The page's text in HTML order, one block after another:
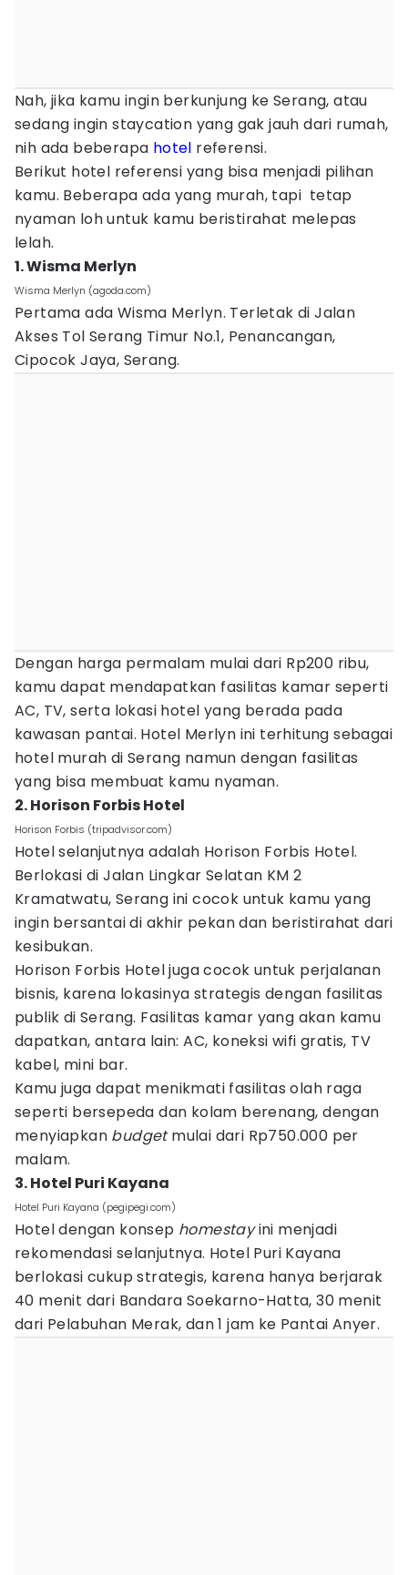
Nah, jika kamu ingin berkunjung ke Serang, atau
sedang ingin staycation yang gak jauh dari rumah,
nih ada beberapa hotel referensi.
Berikut hotel referensi yang bisa menjadi pilihan
kamu. Beberapa ada yang murah, tapi tetap
nyaman loh untuk kamu beristirahat melepas
lelah.
1. Wisma Merlyn
Wisma Merlyn (agoda.com)
Pertama ada Wisma Merlyn. Terletak di Jalan
Akses Tol Serang Timur No.1, Penancangan,
Cipocok Jaya, Serang.
Dengan harga permalam mulai dari Rp200 ribu,
kamu dapat mendapatkan fasilitas kamar seperti
AC, TV, serta lokasi hotel yang berada pada
kawasan pantai. Hotel Merlyn ini terhitung sebagai
hotel murah di Serang namun dengan fasilitas
yang bisa membuat kamu nyaman.
2. Horison Forbis Hotel
Horison Forbis (tripadvisor.com)
Hotel selanjutnya adalah Horison Forbis Hotel.
Berlokasi di Jalan Lingkar Selatan KM 2
Kramatwatu, Serang ini cocok untuk kamu yang
ingin bersantai di akhir pekan dan beristirahat dari
kesibukan.
Horison Forbis Hotel juga cocok untuk perjalanan
bisnis, karena lokasinya strategis dengan fasilitas
publik di Serang. Fasilitas kamar yang akan kamu
dapatkan, antara lain: AC, koneksi wifi gratis, TV
kabel, mini bar.
Kamu juga dapat menikmati fasilitas olah raga
seperti bersepeda dan kolam berenang, dengan
menyiapkan budgetmulai dari Rp750.000 per
malam.
3. Hotel Puri Kayana
Hotel Puri Kayana (pegipegi.com)
Hotel dengan konsep homestayini menjadi
rekomendasi selanjutnya. Hotel Puri Kayana
berlokasi cukup strategis, karena hanya berjarak
40 menit dari Bandara Soekarno-Hatta, 30 menit
dari Pelabuhan Merak, dan 1 jam ke Pantai Anyer.